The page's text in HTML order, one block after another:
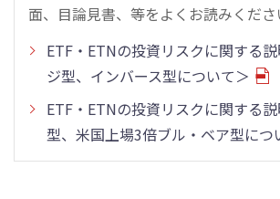
面、目論見書、等をよくお読みくださ
ETF・ETNの投資リスクに関する
ジ型、インバース型について＞
ETF・ETNの投資リスクに関する
型、米国上場3倍ブル・ベア型につ